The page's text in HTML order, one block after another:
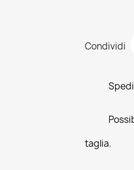
Condividi
taglia.